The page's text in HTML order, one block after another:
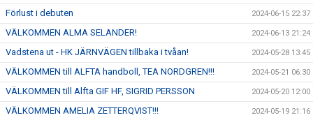
Förlust i debuten 2024-06-15 22:37
VÄLKOMMEN ALMA SELANDER! 2024-06-13 21:24
Vadstena ut - HK JÄRNVÄGEN tillbaka i tvåan! 2024-05-28 13:45
VÄLKOMMEN till ALFTA handboll, TEA NORDGREN!!! 2024-05-21 06:30
VÄLKOMMEN till Alfta GIF HF, SIGRID PERSSON 2024-05-20 12:00
VÄLKOMMEN AMELIA ZETTERQVIST!!! 2024-05-19 21:16